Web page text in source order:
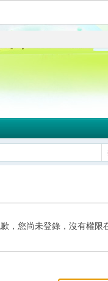
，您尚未登錄，沒有權限